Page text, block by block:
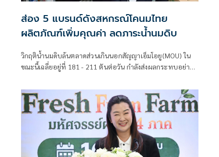
ส่อง 5 แบรนด์ดังสหกรณ์โคนมไทย
ผลิตภัณฑ์เพิ่มคุณค่า ลดภาระน้ำนมดิบ
วิกฤติน้ำนมดิบล้นตลาดส่วนเกินนอกสัญญาเอ็มโอยู(MOU) ใน
ขณะนี้เฉลี่ยอยู่ที่ 181 - 211 ตันต่อวัน กำลังส่งผลกระทบอย่าง